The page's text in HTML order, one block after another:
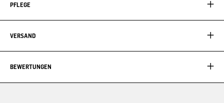
PFLEGE
VERSAND
BEWERTUNGEN